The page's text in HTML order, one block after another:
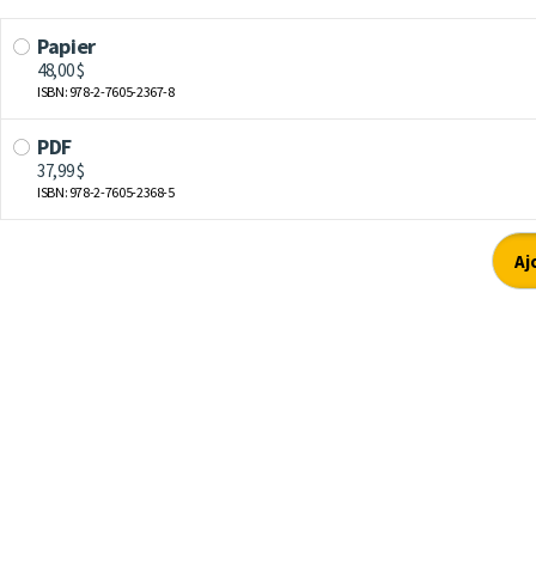
Papier
48,00 $
ISBN: 978-2-7605-2367-8
PDF
37,99 $
ISBN: 978-2-7605-2368-5